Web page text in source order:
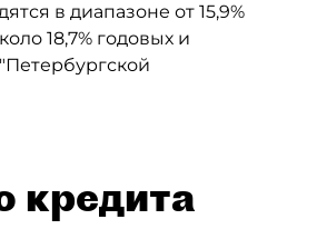
в диапазоне от 15,9%
18,7% годовых и
кредита